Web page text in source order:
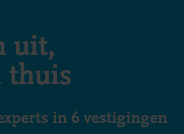
uit,
thuis
in 6 vestigingen